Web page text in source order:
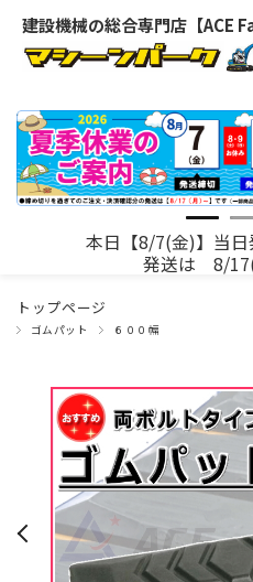
建設機械の総合専門店【ACE
本日【8/7(金)】当
発送は 8/
トップページ
ゴムパット ６００幅